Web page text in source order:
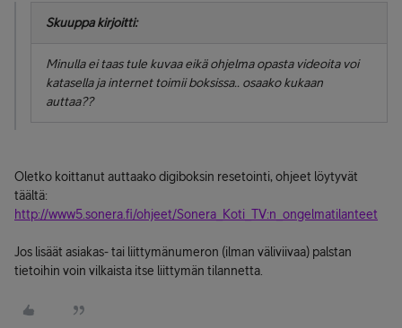
Skuuppa kirjoitti:
Minulla ei taas tule kuvaa eikä ohjelma opasta videoita voi
katasella ja internet toimii boksissa.. osaako kukaan
auttaa??
Oletko koittanut auttaako digiboksin resetointi, ohjeet löytyvät
täältä:
http://www5.sonera.fi/ohjeet/Sonera_Koti_TV:n_ongelmatilanteet
Jos lisäät asiakas- tai liittymänumeron (ilman väliviivaa) palstan
tietoihin voin vilkaista itse liittymän tilannetta.